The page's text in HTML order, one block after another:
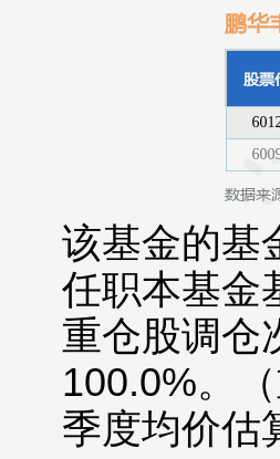
该基金的基
任职本基金
重仓股调仓
100.0%。
季度均价估